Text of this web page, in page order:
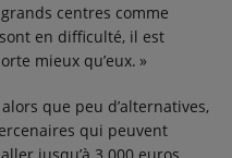
centres comme
en difficulté, il est
mieux qu’eux. »
que peu d’alternatives,
qui peuvent